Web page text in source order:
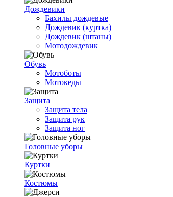
Дождевики
Бахилы дождевые
Дождевик (куртка)
Дождевик (штаны)
Мотодождевик
Обувь
Мотоботы
Мотокеды
Защита
Защита тела
Защита рук
Защита ног
Головные уборы
Куртки
Костюмы